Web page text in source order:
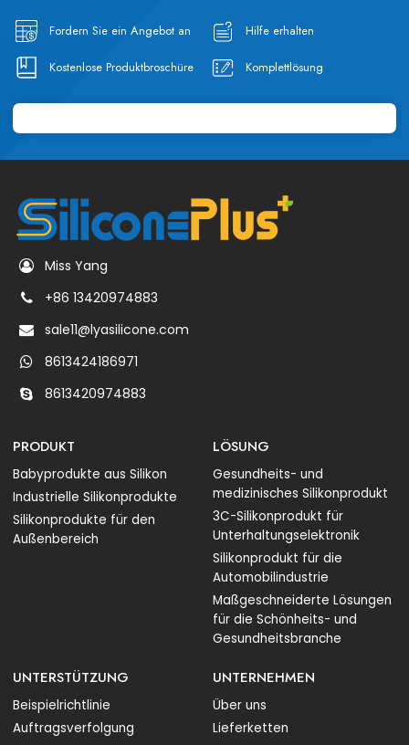
Fordern Sie ein Angebot an Hilfe erhalten
Kostenlose Produktbroschüre Komplettlösung
Miss Yang
+86 13420974883
sale11@lyasilicone.com
8613424186971
8613420974883
PRODUKT
Babyprodukte aus Silikon
Industrielle Silikonprodukte
Silikonprodukte für den
Außenbereich
LÖSUNG
Gesundheits- und
medizinisches Silikonprodukt
3C-Silikonprodukt für
Unterhaltungselektronik
Silikonprodukt für die
Automobilindustrie
Maßgeschneiderte Lösungen
für die Schönheits- und
Gesundheitsbranche
UNTERSTÜTZUNG
Beispielrichtlinie
Auftragsverfolgung
UNTERNEHMEN
Über uns
Lieferketten